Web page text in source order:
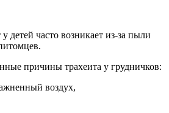
детей часто возникает из-за пыли
причины трахеита у грудничков:
воздух,